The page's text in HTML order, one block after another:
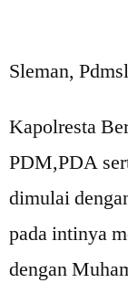
Sleman,
Kapolresta
PDM,PDA
dimulai
pada intinya
dengan